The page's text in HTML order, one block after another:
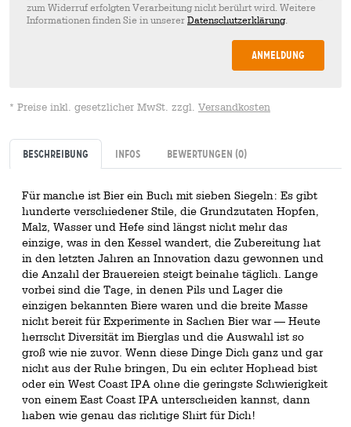
zum Widerruf erfolgten Verarbeitung nicht berührt wird. Weitere
Informationen finden Sie in unserer Datenschutzerklärung.
Anmeldung
* Preise inkl. gesetzlicher MwSt. zzgl. Versandkosten
Beschreibung Infos Bewertungen (0)
Für manche ist Bier ein Buch mit sieben Siegeln: Es gibt
hunderte verschiedener Stile, die Grundzutaten Hopfen,
Malz, Wasser und Hefe sind längst nicht mehr das
einzige, was in den Kessel wandert, die Zubereitung hat
in den letzten Jahren an Innovation dazu gewonnen und
die Anzahl der Brauereien steigt beinahe täglich. Lange
vorbei sind die Tage, in denen Pils und Lager die
einzigen bekannten Biere waren und die breite Masse
nicht bereit für Experimente in Sachen Bier war — Heute
herrscht Diversität im Bierglas und die Auswahl ist so
groß wie nie zuvor. Wenn diese Dinge Dich ganz und gar
nicht aus der Ruhe bringen, Du ein echter Hophead bist
oder ein West Coast IPA ohne die geringste Schwierigkeit
von einem East Coast IPA unterscheiden kannst, dann
haben wie genau das richtige Shirt für Dich!